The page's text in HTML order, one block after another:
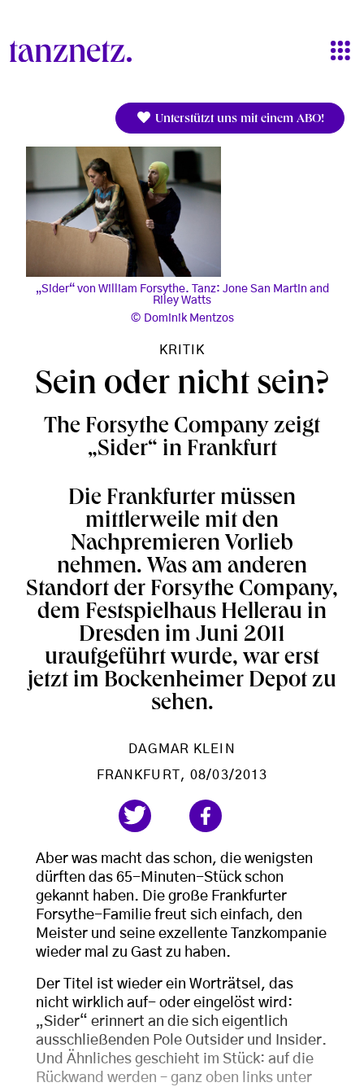
Unterstützt uns mit einem ABO!
„Sider“ von William Forsythe. Tanz: Jone San Martin and
Riley Watts
Dominik Mentzos
KRITIK
Sein oder nicht sein?
The Forsythe Company zeigt
„Sider“ in Frankfurt
Die Frankfurter müssen
mittlerweile mit den
Nachpremieren Vorlieb
nehmen. Was am anderen
Standort der Forsythe Company,
dem Festspielhaus Hellerau in
Dresden im Juni 2011
uraufgeführt wurde, war erst
jetzt im Bockenheimer Depot zu
sehen.
DAGMAR KLEIN
FRANKFURT
, 08/03/2013
Aber was macht das schon, die wenigsten
dürften das 65-Minuten-Stück schon
gekannt haben. Die große Frankfurter
Forsythe-Familie freut sich einfach, den
Meister und seine exzellente Tanzkompanie
wieder mal zu Gast zu haben.
Der Titel ist wieder ein Worträtsel, das
nicht wirklich auf- oder eingelöst wird:
„Sider“ erinnert an die sich eigentlich
ausschließenden Pole Outsider und Insider.
Und Ähnliches geschieht im Stück: auf die
Rückwand werden – ganz oben links unter